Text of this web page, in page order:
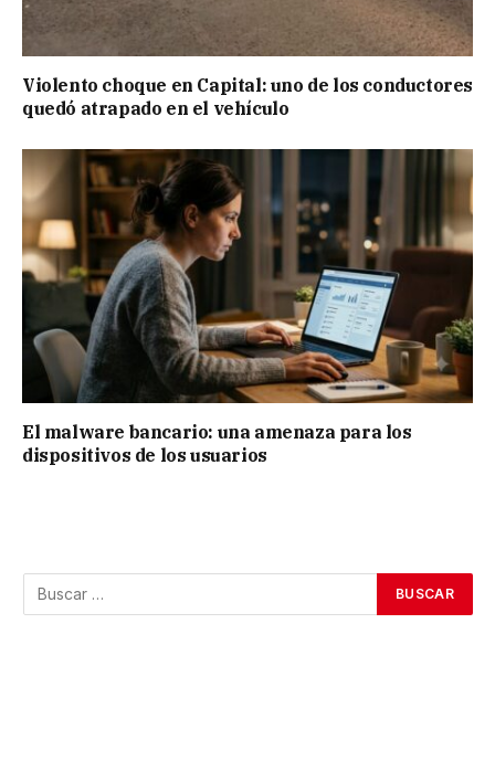
Violento choque en Capital: uno de los conductores
quedó atrapado en el vehículo
El malware bancario: una amenaza para los
dispositivos de los usuarios